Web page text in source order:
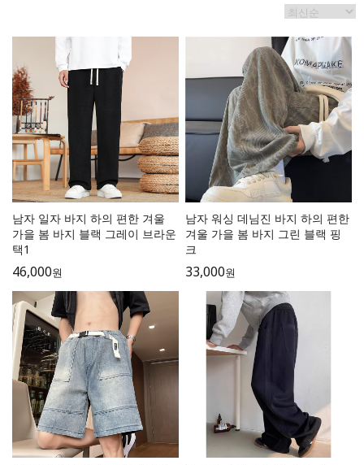
남자 일자 바지 하의 편한 겨울
가을 봄 바지 블랙 그레이 브라운
택1
46,000원
남자 워싱 데님진 바지 하의 편한
겨울 가을 봄 바지 그린 블랙 핑
크
33,000원